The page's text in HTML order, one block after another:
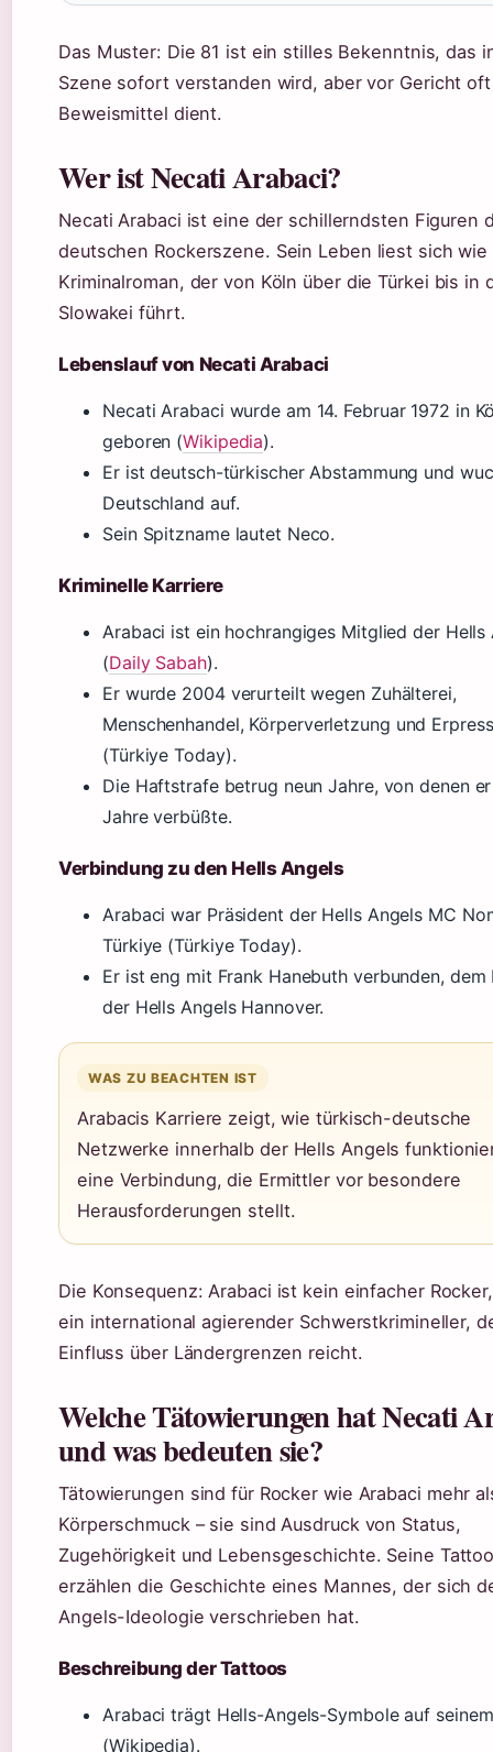
Das Muster: Die 81 ist ein stilles Bekenntnis, das
Szene sofort verstanden wird, aber vor Gericht
Beweismittel dient.
Wer ist Necati Arabaci?
Necati Arabaci ist eine der schillerndsten Figuren
deutschen Rockerszene. Sein Leben liest sich wie
Kriminalroman, der von Köln über die Türkei bis in
Slowakei führt.
Lebenslauf von Necati Arabaci
Necati Arabaci wurde am 14. Februar 1972 in
geboren (Wikipedia).
Er ist deutsch-türkischer Abstammung und
Deutschland auf.
Sein Spitzname lautet Neco.
Kriminelle Karriere
Arabaci ist ein hochrangiges Mitglied der Hells
(Daily Sabah).
Er wurde 2004 verurteilt wegen Zuhälterei,
Menschenhandel, Körperverletzung und
(Türkiye Today).
Die Haftstrafe betrug neun Jahre, von denen
Jahre verbüßte.
Verbindung zu den Hells Angels
Arabaci war Präsident der Hells Angels MC
Türkiye (Türkiye Today).
Er ist eng mit Frank Hanebuth verbunden, dem
der Hells Angels Hannover.
WAS ZU BEACHTEN IST
Arabacis Karriere zeigt, wie türkisch-deutsche
Netzwerke innerhalb der Hells Angels
eine Verbindung, die Ermittler vor besondere
Herausforderungen stellt.
Die Konsequenz: Arabaci ist kein einfacher
ein international agierender Schwerstkrimineller,
Einfluss über Ländergrenzen reicht.
Welche Tätowierungen hat Necati
und was bedeuten sie?
Tätowierungen sind für Rocker wie Arabaci mehr
Körperschmuck – sie sind Ausdruck von Status,
Zugehörigkeit und Lebensgeschichte. Seine
erzählen die Geschichte eines Mannes, der sich
Angels-Ideologie verschrieben hat.
Beschreibung der Tattoos
Arabaci trägt Hells-Angels-Symbole auf
(Wikipedia).